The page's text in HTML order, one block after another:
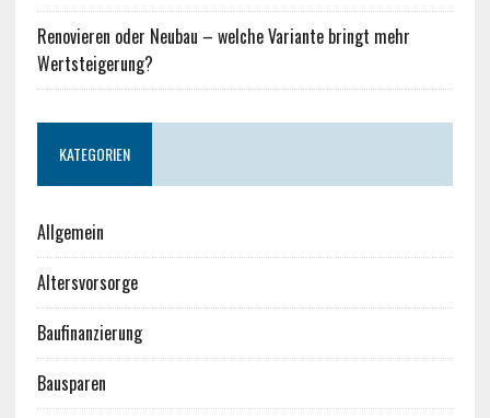
Renovieren oder Neubau – welche Variante bringt mehr
Wertsteigerung?
KATEGORIEN
Allgemein
Altersvorsorge
Baufinanzierung
Bausparen